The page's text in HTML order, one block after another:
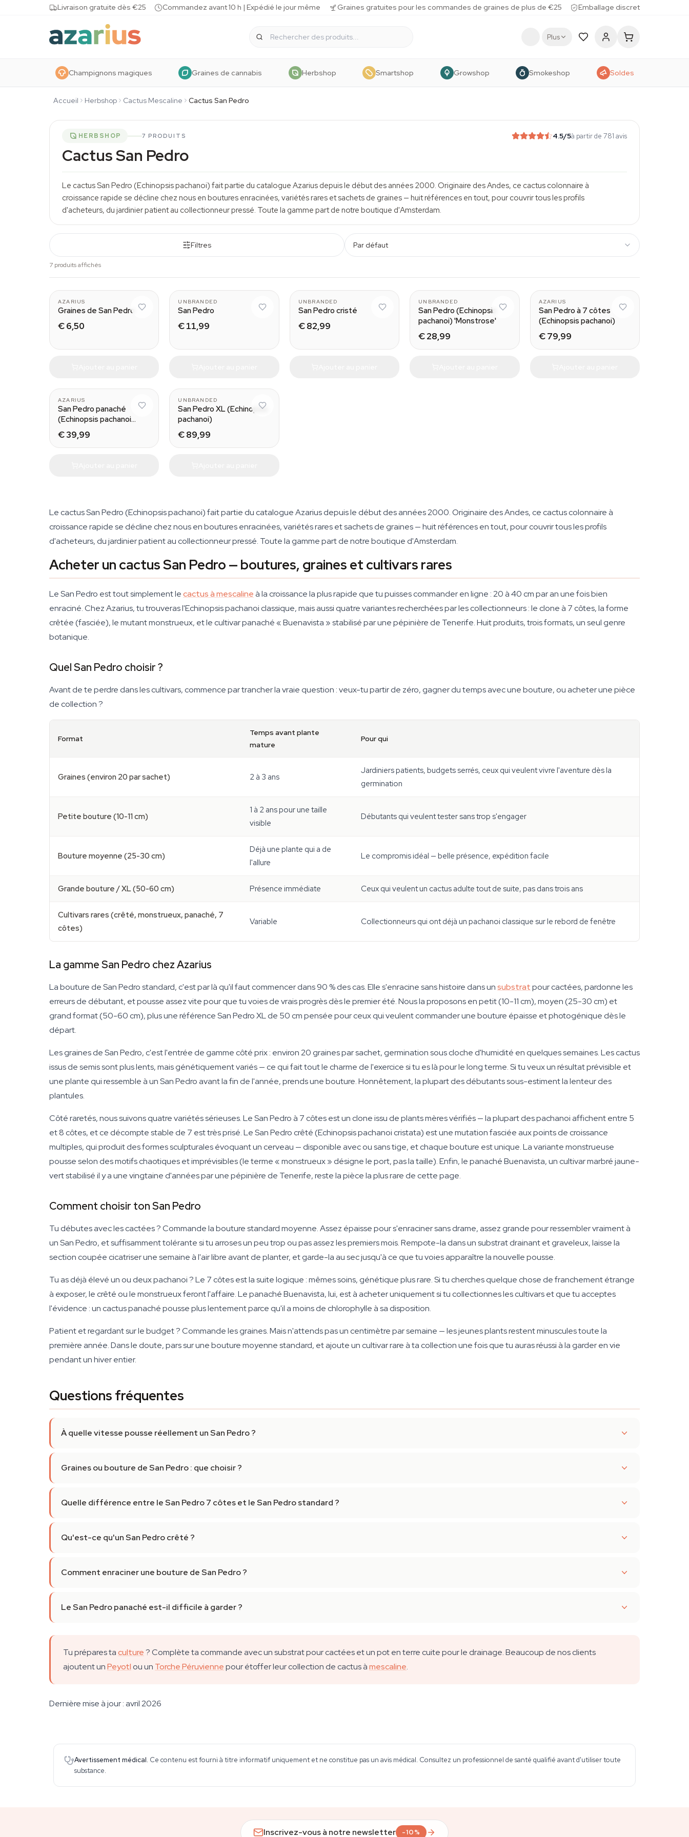
Skip to contentLivraison gratuite dès €25 Commandez avant 10 h | Expédié le jour même Graines gratuites pour les commandes de graines de plus de €25 Emballage discret
Plus
Champignons magiques Graines de cannabis Herbshop Smartshop Growshop Smokeshop Soldes
Accueil Herbshop Cactus Mescaline Cactus San Pedro
HERBSHOP 7 PRODUITS 4.5/5à partir de 781 avis
Cactus San Pedro
Le cactus San Pedro (Echinopsis pachanoi) fait partie du catalogue Azarius depuis le début des années 2000. Originaire des Andes, ce cactus colonnaire à
croissance rapide se décline chez nous en boutures enracinées, variétés rares et sachets de graines — huit références en tout, pour couvrir tous les profils
d'acheteurs, du jardinier patient au collectionneur pressé. Toute la gamme part de notre boutique d'Amsterdam.
Filtres Par défaut
7 produits affichés
AZARIUS
Graines de San Pedro
€ 6,50
Small (10-11 cm)
UNBRANDED
San Pedro
€ 11,99
Stemmed
UNBRANDED
San Pedro cristé
€ 82,99
UNBRANDED
San Pedro (Echinopsis
pachanoi) 'Monstrose'
€ 28,99
Large (50-60 cm)
AZARIUS
San Pedro à 7 côtes
(Echinopsis pachanoi)
€ 79,99
AZARIUS
San Pedro panaché
(Echinopsis pachanoi
variegata) Buenavista
€ 39,99
UNBRANDED
San Pedro XL (Echinopsis
pachanoi)
€ 89,99
Le cactus San Pedro (Echinopsis pachanoi) fait partie du catalogue Azarius depuis le début des années 2000. Originaire des Andes, ce cactus colonnaire à
croissance rapide se décline chez nous en boutures enracinées, variétés rares et sachets de graines — huit références en tout, pour couvrir tous les profils
d'acheteurs, du jardinier patient au collectionneur pressé. Toute la gamme part de notre boutique d'Amsterdam.
Acheter un cactus San Pedro — boutures, graines et cultivars rares
Le San Pedro est tout simplement lecactus à mescalineà la croissance la plus rapide que tu puisses commander en ligne : 20 à 40 cm par an une fois bien
enraciné. Chez Azarius, tu trouveras l'Echinopsis pachanoi classique, mais aussi quatre variantes recherchées par les collectionneurs : le clone à 7 côtes, la forme
crêtée (fasciée), le mutant monstrueux, et le cultivar panaché « Buenavista » stabilisé par une pépinière de Tenerife. Huit produits, trois formats, un seul genre
botanique.
Quel San Pedro choisir ?
Avant de te perdre dans les cultivars, commence par trancher la vraie question : veux-tu partir de zéro, gagner du temps avec une bouture, ou acheter une pièce
de collection ?
Format
Temps avant plante
mature
Pour qui
Graines (environ 20 par sachet) 2 à 3 ans
Jardiniers patients, budgets serrés, ceux qui veulent vivre l'aventure dès la
germination
Petite bouture (10-11 cm)
1 à 2 ans pour une taille
visible
Débutants qui veulent tester sans trop s'engager
Bouture moyenne (25-30 cm)
Déjà une plante qui a de
l'allure
Le compromis idéal — belle présence, expédition facile
Grande bouture / XL (50-60 cm) Présence immédiate Ceux qui veulent un cactus adulte tout de suite, pas dans trois ans
Cultivars rares (crêté, monstrueux, panaché, 7
côtes)
Variable Collectionneurs qui ont déjà un pachanoi classique sur le rebord de fenêtre
La gamme San Pedro chez Azarius
La bouture de San Pedro standard, c'est par là qu'il faut commencer dans 90 % des cas. Elle s'enracine sans histoire dans unsubstratpour cactées, pardonne les
erreurs de débutant, et pousse assez vite pour que tu voies de vrais progrès dès le premier été. Nous la proposons en petit (10-11 cm), moyen (25-30 cm) et
grand format (50-60 cm), plus une référence San Pedro XL de 50 cm pensée pour ceux qui veulent commander une bouture épaisse et photogénique dès le
départ.
Les graines de San Pedro, c'est l'entrée de gamme côté prix : environ 20 graines par sachet, germination sous cloche d'humidité en quelques semaines. Les cactus
issus de semis sont plus lents, mais génétiquement variés — ce qui fait tout le charme de l'exercice si tu es là pour le long terme. Si tu veux un résultat prévisible et
une plante qui ressemble à un San Pedro avant la fin de l'année, prends une bouture. Honnêtement, la plupart des débutants sous-estiment la lenteur des
plantules.
Côté raretés, nous suivons quatre variétés sérieuses. Le San Pedro à 7 côtes est un clone issu de plants mères vérifiés — la plupart des pachanoi affichent entre 5
et 8 côtes, et ce décompte stable de 7 est très prisé. Le San Pedro crêté (Echinopsis pachanoi cristata) est une mutation fasciée aux points de croissance
multiples, qui produit des formes sculpturales évoquant un cerveau — disponible avec ou sans tige, et chaque bouture est unique. La variante monstrueuse
pousse selon des motifs chaotiques et imprévisibles (le terme « monstrueux » désigne le port, pas la taille). Enfin, le panaché Buenavista, un cultivar marbré jaune-
vert stabilisé il y a une vingtaine d'années par une pépinière de Tenerife, reste la pièce la plus rare de cette page.
Comment choisir ton San Pedro
Tu débutes avec les cactées ? Commande la bouture standard moyenne. Assez épaisse pour s'enraciner sans drame, assez grande pour ressembler vraiment à
un San Pedro, et suffisamment tolérante si tu arroses un peu trop ou pas assez les premiers mois. Rempote-la dans un substrat drainant et graveleux, laisse la
section coupée cicatriser une semaine à l'air libre avant de planter, et garde-la au sec jusqu'à ce que tu voies apparaître la nouvelle pousse.
Tu as déjà élevé un ou deux pachanoi ? Le 7 côtes est la suite logique : mêmes soins, génétique plus rare. Si tu cherches quelque chose de franchement étrange
à exposer, le crêté ou le monstrueux feront l'affaire. Le panaché Buenavista, lui, est à acheter uniquement si tu collectionnes les cultivars et que tu acceptes
l'évidence : un cactus panaché pousse plus lentement parce qu'il a moins de chlorophylle à sa disposition.
Patient et regardant sur le budget ? Commande les graines. Mais n'attends pas un centimètre par semaine — les jeunes plants restent minuscules toute la
première année. Dans le doute, pars sur une bouture moyenne standard, et ajoute un cultivar rare à ta collection une fois que tu auras réussi à la garder en vie
pendant un hiver entier.
Questions fréquentes
À quelle vitesse pousse réellement un San Pedro ?
Graines ou bouture de San Pedro : que choisir ?
Quelle différence entre le San Pedro 7 côtes et le San Pedro standard ?
Qu'est-ce qu'un San Pedro crêté ?
Comment enraciner une bouture de San Pedro ?
Le San Pedro panaché est-il difficile à garder ?
Tu prépares taculture? Complète ta commande avec un substrat pour cactées et un pot en terre cuite pour le drainage. Beaucoup de nos clients
ajoutent unPeyotl ou un Torche Péruviennepour étoffer leur collection de cactus àmescaline.
Dernière mise à jour : avril 2026
Avertissement médical. Ce contenu est fourni à titre informatif uniquement et ne constitue pas un avis médical. Consultez un professionnel de santé qualifié avant d'utiliser toute
substance.
Inscrivez-vous à notre newsletter -10%